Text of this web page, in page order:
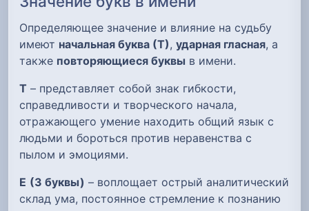
Определяющее значение и влияние на судьбу
имеют начальная буква (Т), ударная гласная, а
также повторяющиеся буквы в имени.
Т – представляет собой знак гибкости,
справедливости и творческого начала,
отражающего умение находить общий язык с
людьми и бороться против неравенства с
пылом и эмоциями.
Е (3 буквы) – воплощает острый аналитический
склад ума, постоянное стремление к познанию